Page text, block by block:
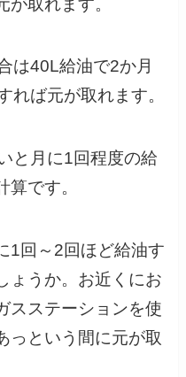
が取れます。
は40L給油で2か月
れば元が取れます。
と月に1回程度の給
です。
1回～2回ほど給油す
ょうか。お近くにお
スステーションを使
っという間に元が取